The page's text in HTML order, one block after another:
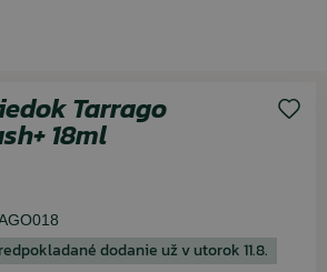
Tarrago
18ml
dodanie už v utorok 11.8.